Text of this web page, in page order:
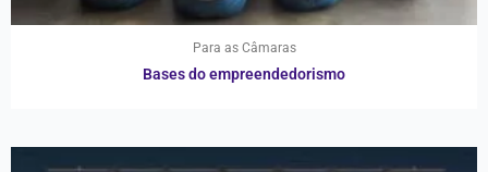
Para as Câmaras
Bases do empreendedorismo